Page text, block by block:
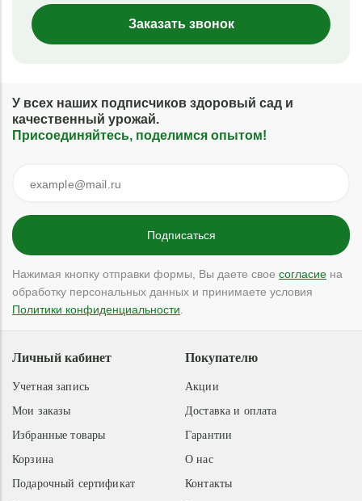
Заказать звонок
У всех наших подписчиков здоровый сад и
качественный урожай.
Присоединяйтесь, поделимся опытом!
Нажимая кнопку отправки формы, Вы даете свое согласие на
обработку персональных данных и принимаете условия
Политики конфиденциальности
Покупателю
Акции
Доставка и оплата
Гарантии
О нас
Контакты
Личный кабинет
Учетная запись
Мои заказы
Избранные товары
Корзина
Подарочный сертификат